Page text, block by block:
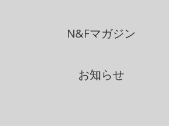
N&Fマガジン
お知らせ